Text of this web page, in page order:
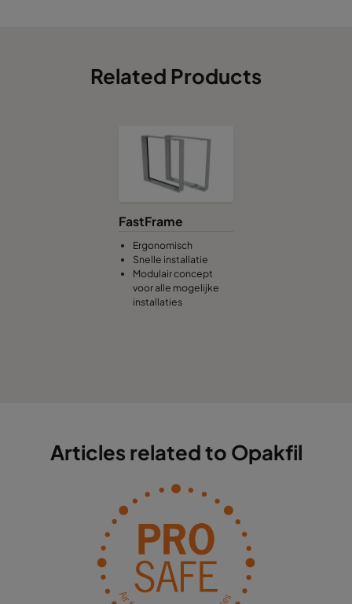
Related Products
FastFrame
Ergonomisch
Snelle installatie
Modulair concept
voor alle mogelijke
installaties
Articles related to Opakfil